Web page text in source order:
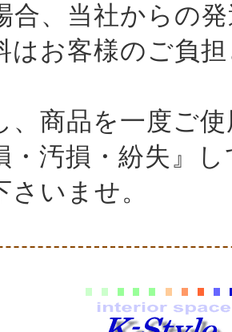
合、当社からの
はお客様のご負
商品を一度ご
・汚損・紛失』
さいませ。